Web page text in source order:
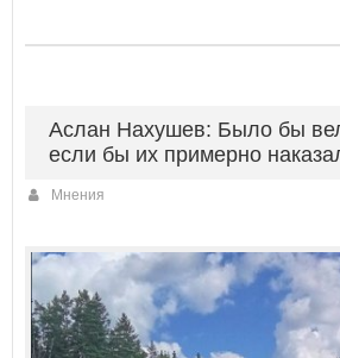
Аслан Нахушев: Было бы
если бы их примерно
Мнения